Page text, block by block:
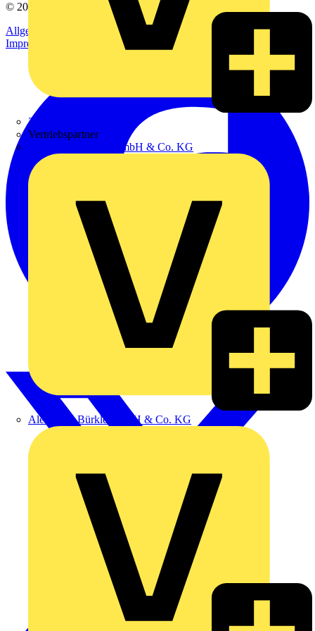
Zumtobel
Vertriebspartner
Adalbert Zajadacz GmbH & Co. KG
Alexander Bürkle GmbH & Co. KG
© 2002-
Voltimum
Allgemeine Geschäftsbedingungen
Datenschutzerklärung
Impressum